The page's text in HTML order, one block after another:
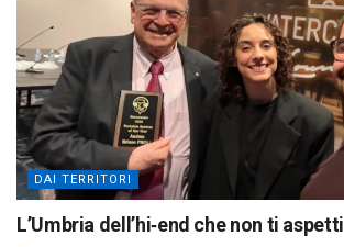
DAI TERRITORI
L’Umbria dell’hi‑end che non ti aspetti